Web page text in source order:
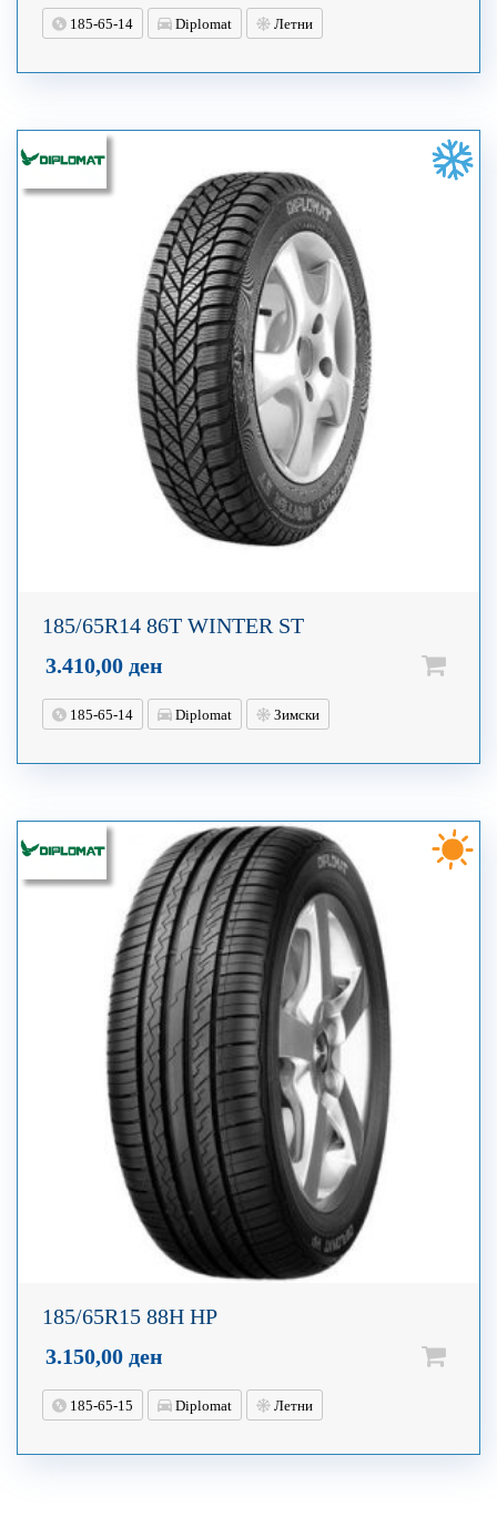
185-65-14 Diplomat Летни
185/65R14 86T WINTER ST
3.410,00 ден
185-65-14 Diplomat Зимски
185/65R15 88H HP
3.150,00 ден
185-65-15 Diplomat Летни